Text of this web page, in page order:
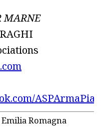
MARNE
Romagna